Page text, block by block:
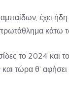
έχει ήδη
πρωτάθλημα κάτω
το 2024 και
τώρα θ’